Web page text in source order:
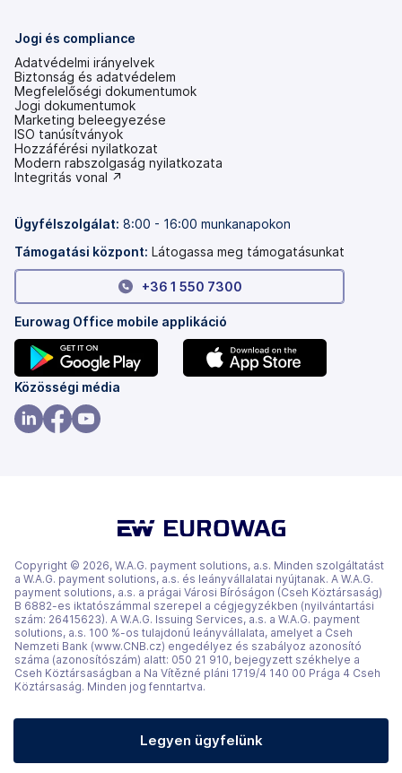
Jogi és compliance
Adatvédelmi irányelvek
Biztonság és adatvédelem
Megfelelőségi dokumentumok
Jogi dokumentumok
Marketing beleegyezése
ISO tanúsítványok
Hozzáférési nyilatkozat
(új
lapon
Modern rabszolgaság nyilatkozata
(új
meg)
Integritás vonal ↗
Ügyfélszolgálat: 8:00 - 16:00 munkanapokon
Támogatási központ: Látogassa meg támogatásunkat
+36 1 550 7300
Eurowag Office mobile applikáció
(új
lapon
nyílik
Közösségi média
Copyright © 2026, W.A.G. payment solutions, a.s. Minden szolgáltatást
a W.A.G. payment solutions, a.s. és leányvállalatai nyújtanak. A W.A.G.
payment solutions, a.s. a prágai Városi Bíróságon (Cseh Köztársaság)
B 6882-es iktatószámmal szerepel a cégjegyzékben (nyilvántartási
szám: 26415623). A W.A.G. Issuing Services, a.s. a W.A.G. payment
solutions, a.s. 100 %-os tulajdonú leányvállalata, amelyet a Cseh
Nemzeti Bank (www.CNB.cz) engedélyez és szabályoz azonosító
száma (azonosítószám) alatt: 050 21 910, bejegyzett székhelye a
Cseh Köztársaságban a Na Vítězné pláni 1719/4 140 00 Prága 4 Cseh
Köztársaság. Minden jog fenntartva.
Legyen ügyfelünk